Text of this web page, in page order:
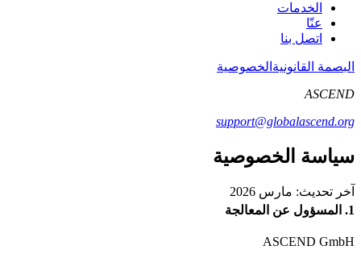
الخدمات
عنّا
اتصل بنا
البصمة القانونية الخصوصية
ASCEND
support@globalascend.org
سياسة الخصوصية
آخر تحديث: مارس 2026
1. المسؤول عن المعالجة
ASCEND GmbH